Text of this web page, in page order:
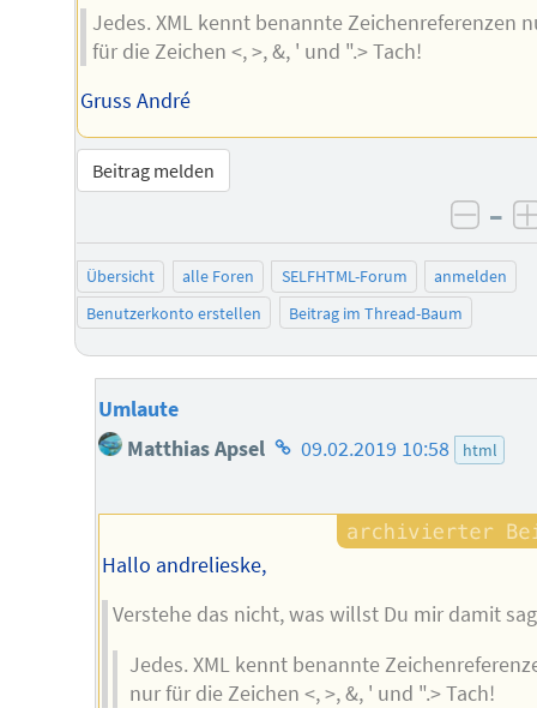
Jedes. XML kennt benannte Zeichenreferenzen
für die Zeichen <, >, &, ' und ".> Tach!
Gruss André
Beitrag melden
–
Übersicht alle Foren SELFHTML-Forum
anmelden
Benutzerkonto erstellen
Beitrag im Thread-Baum
Umlaute
Matthias Apsel Homepage
Autors
09.02.2019 10:58 html
Hallo andrelieske,
Verstehe das nicht, was willst Du mir damit
Jedes. XML kennt benannte
nur für die Zeichen <, >, &, ' und ".> Tach!